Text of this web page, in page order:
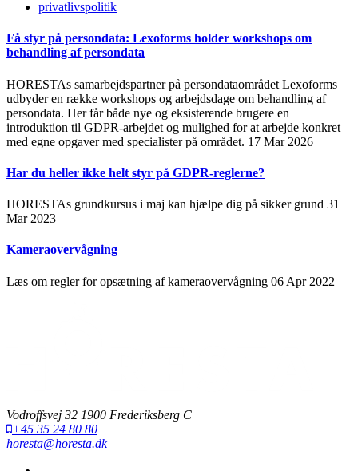
privatlivspolitik
Få styr på persondata: Lexoforms holder workshops om
behandling af persondata
HORESTAs samarbejdspartner på persondataområdet Lexoforms
udbyder en række workshops og arbejdsdage om behandling af
persondata. Her får både nye og eksisterende brugere en
introduktion til GDPR-arbejdet og mulighed for at arbejde konkret
med egne opgaver med specialister på området. 17 Mar 2026
Har du heller ikke helt styr på GDPR-reglerne?
HORESTAs grundkursus i maj kan hjælpe dig på sikker grund 31
Mar 2023
Kameraovervågning
Læs om regler for opsætning af kameraovervågning 06 Apr 2022
Vodroffsvej 32 1900 Frederiksberg C
+45 35 24 80 80
horesta@horesta.dk